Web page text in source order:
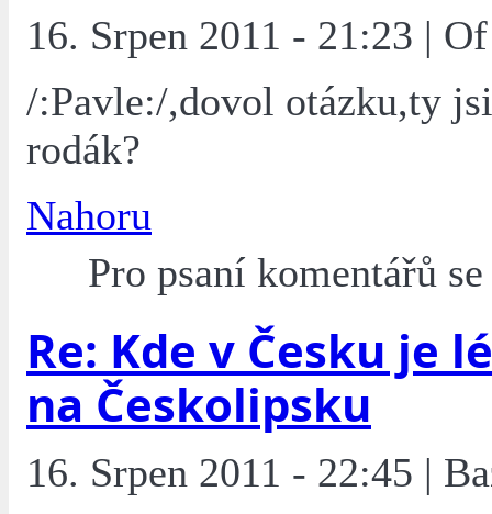
16. Srpen 2011 - 21:23 |
/:Pavle:/,dovol otázku,ty
rodák?
Nahoru
Pro psaní komentářů
Re: Kde v Česku je
na Českolipsku
16. Srpen 2011 - 22:45 |